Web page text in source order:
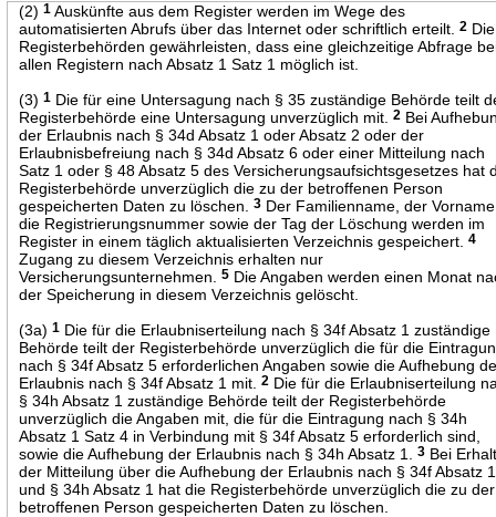
(2)1 Auskünfte aus dem Register werden im Wege des
automatisierten Abrufs über das Internet oder schriftlich erteilt.2 Die
Registerbehörden gewährleisten, dass eine gleichzeitige Abfrage
allen Registern nach Absatz 1 Satz 1 möglich ist.
(3)1 Die für eine Untersagung nach § 35 zuständige Behörde teilt
Registerbehörde eine Untersagung unverzüglich mit.2 Bei
der Erlaubnis nach § 34d Absatz 1 oder Absatz 2 oder der
Erlaubnisbefreiung nach § 34d Absatz 6 oder einer Mitteilung nach
Satz 1 oder § 48 Absatz 5 des Versicherungsaufsichtsgesetzes hat
Registerbehörde unverzüglich die zu der betroffenen Person
gespeicherten Daten zu löschen.3 Der Familienname, der
die Registrierungsnummer sowie der Tag der Löschung werden im
Register in einem täglich aktualisierten Verzeichnis gespeichert.4
Zugang zu diesem Verzeichnis erhalten nur
Versicherungsunternehmen.5 Die Angaben werden einen Monat
der Speicherung in diesem Verzeichnis gelöscht.
(3a)1 Die für die Erlaubniserteilung nach § 34f Absatz 1 zuständige
Behörde teilt der Registerbehörde unverzüglich die für die
nach § 34f Absatz 5 erforderlichen Angaben sowie die Aufhebung
Erlaubnis nach § 34f Absatz 1 mit.2 Die für die Erlaubniserteilung
§ 34h Absatz 1 zuständige Behörde teilt der Registerbehörde
unverzüglich die Angaben mit, die für die Eintragung nach § 34h
Absatz 1 Satz 4 in Verbindung mit § 34f Absatz 5 erforderlich sind,
sowie die Aufhebung der Erlaubnis nach § 34h Absatz 1.3 Bei
der Mitteilung über die Aufhebung der Erlaubnis nach § 34f Absatz 1
und § 34h Absatz 1 hat die Registerbehörde unverzüglich die zu der
betroffenen Person gespeicherten Daten zu löschen.